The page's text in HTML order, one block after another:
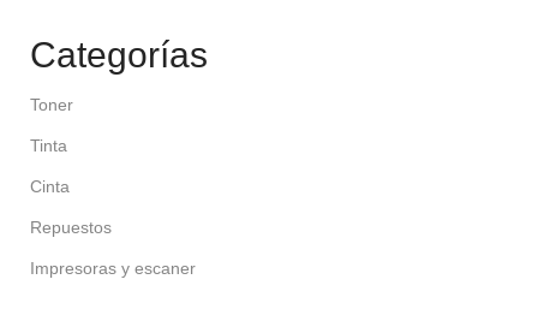
Categorías
Toner
Tinta
Cinta
Repuestos
Impresoras y escaner